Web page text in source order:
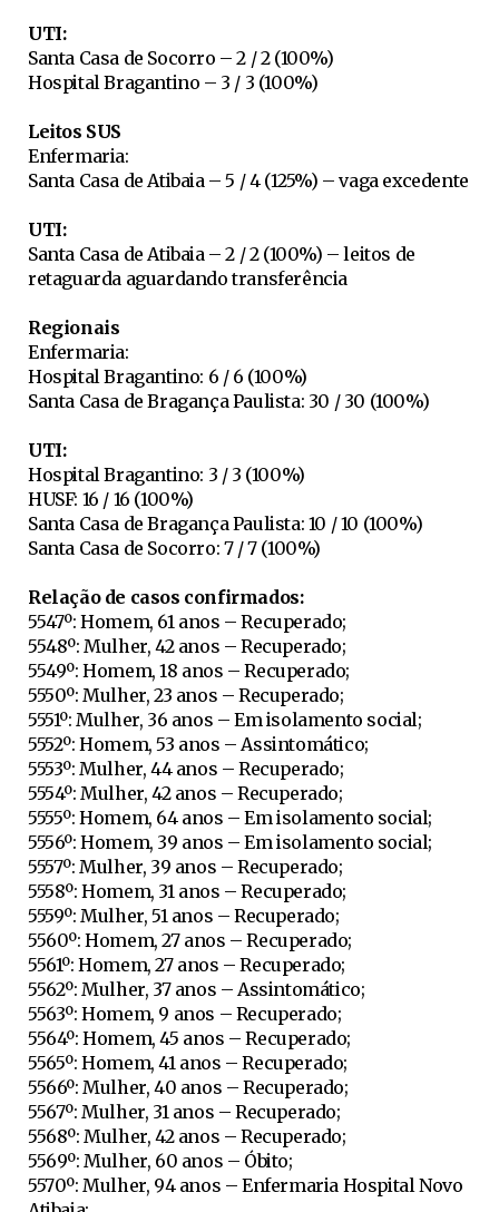
UTI:
Santa Casa de Socorro – 2 / 2 (100%)
Hospital Bragantino – 3 / 3 (100%)
Leitos SUS
Enfermaria:
Santa Casa de Atibaia – 5 / 4 (125%) – vaga excedente
UTI:
Santa Casa de Atibaia – 2 / 2 (100%) – leitos de
retaguarda aguardando transferência
Regionais
Enfermaria:
Hospital Bragantino: 6 / 6 (100%)
Santa Casa de Bragança Paulista: 30 / 30 (100%)
UTI:
Hospital Bragantino: 3 / 3 (100%)
HUSF: 16 / 16 (100%)
Santa Casa de Bragança Paulista: 10 / 10 (100%)
Santa Casa de Socorro: 7 / 7 (100%)
Relação de casos confirmados:
5547º: Homem, 61 anos – Recuperado;
5548º: Mulher, 42 anos – Recuperado;
5549º: Homem, 18 anos – Recuperado;
5550º: Mulher, 23 anos – Recuperado;
5551º: Mulher, 36 anos – Em isolamento social;
5552º: Homem, 53 anos – Assintomático;
5553º: Mulher, 44 anos – Recuperado;
5554º: Mulher, 42 anos – Recuperado;
5555º: Homem, 64 anos – Em isolamento social;
5556º: Homem, 39 anos – Em isolamento social;
5557º: Mulher, 39 anos – Recuperado;
5558º: Homem, 31 anos – Recuperado;
5559º: Mulher, 51 anos – Recuperado;
5560º: Homem, 27 anos – Recuperado;
5561º: Homem, 27 anos – Recuperado;
5562º: Mulher, 37 anos – Assintomático;
5563º: Homem, 9 anos – Recuperado;
5564º: Homem, 45 anos – Recuperado;
5565º: Homem, 41 anos – Recuperado;
5566º: Mulher, 40 anos – Recuperado;
5567º: Mulher, 31 anos – Recuperado;
5568º: Mulher, 42 anos – Recuperado;
5569º: Mulher, 60 anos – Óbito;
5570º: Mulher, 94 anos – Enfermaria Hospital Novo